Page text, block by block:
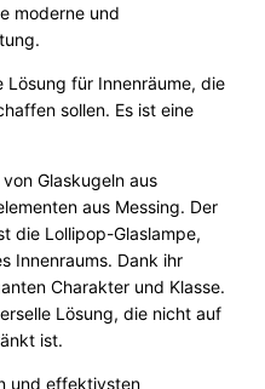
moderne und
Lösung für Innenräume, die
sollen. Es ist eine
Glaskugeln aus
aus Messing. Der
die Lollipop-Glaslampe,
Innenraums. Dank ihr
Charakter und Klasse.
Lösung, die nicht auf
ist.
und effektivsten